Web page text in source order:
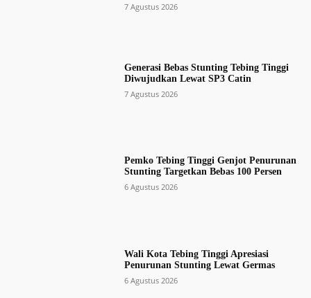
7 Agustus 2026
Generasi Bebas Stunting Tebing Tinggi
Diwujudkan Lewat SP3 Catin
7 Agustus 2026
Pemko Tebing Tinggi Genjot Penurunan
Stunting Targetkan Bebas 100 Persen
6 Agustus 2026
Wali Kota Tebing Tinggi Apresiasi
Penurunan Stunting Lewat Germas
6 Agustus 2026